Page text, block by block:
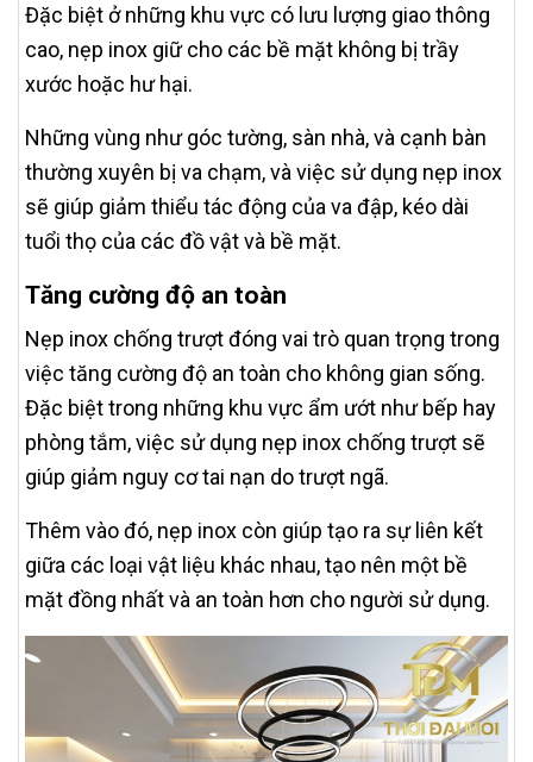
Đặc biệt ở những khu vực có lưu lượng giao thông
cao, nẹp inox giữ cho các bề mặt không bị trầy
xước hoặc hư hại.
Những vùng như góc tường, sàn nhà, và cạnh bàn
thường xuyên bị va chạm, và việc sử dụng nẹp inox
sẽ giúp giảm thiểu tác động của va đập, kéo dài
tuổi thọ của các đồ vật và bề mặt.
Tăng cường độ an toàn
Nẹp inox chống trượt đóng vai trò quan trọng trong
việc tăng cường độ an toàn cho không gian sống.
Đặc biệt trong những khu vực ẩm ướt như bếp hay
phòng tắm, việc sử dụng nẹp inox chống trượt sẽ
giúp giảm nguy cơ tai nạn do trượt ngã.
Thêm vào đó, nẹp inox còn giúp tạo ra sự liên kết
giữa các loại vật liệu khác nhau, tạo nên một bề
mặt đồng nhất và an toàn hơn cho người sử dụng.